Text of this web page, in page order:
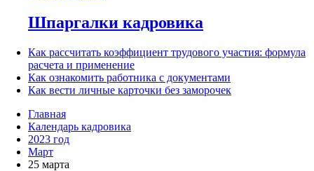
Шпаргалки кадровика
Как рассчитать коэффициент трудового участия: формула
расчета и применение
Как ознакомить работника с документами
Как вести личные карточки без заморочек
Главная
Календарь кадровика
2023 год
Март
25 марта